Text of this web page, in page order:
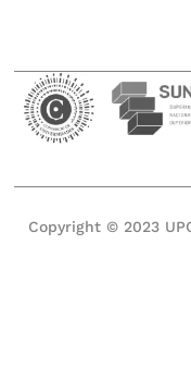
Copyright © 2023